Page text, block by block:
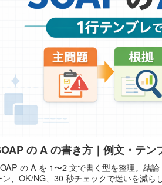
の A の書き方｜例文・テン
の A を 1〜2 文で書く型を整理。結
ン、OK/NG、30 秒チェックで迷いを減ら